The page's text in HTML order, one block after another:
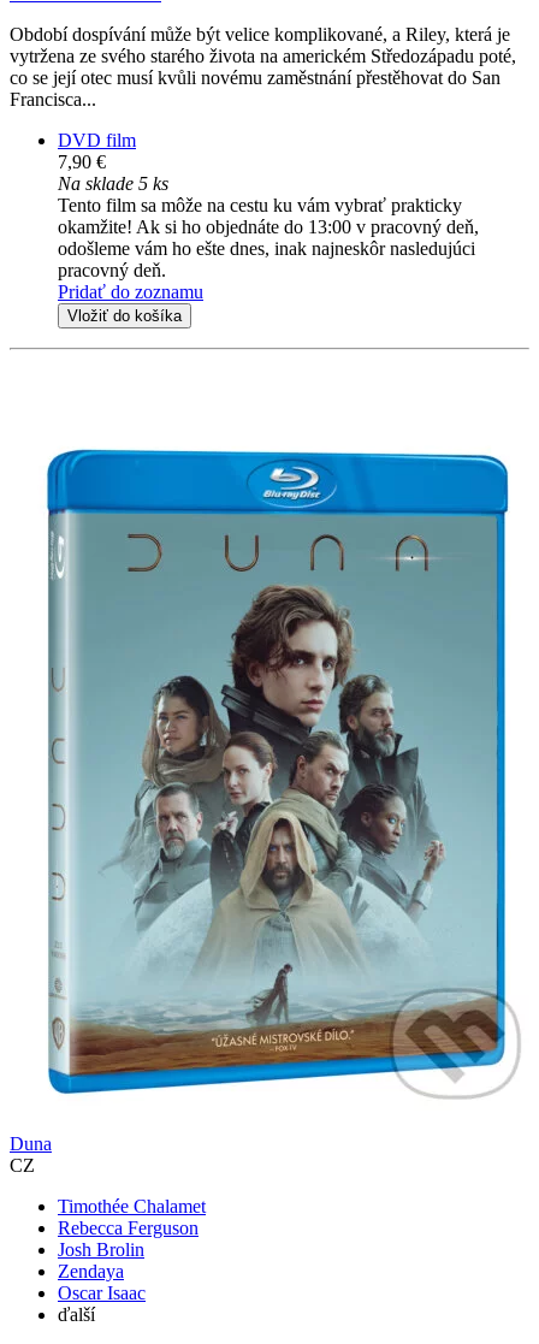
Období dospívání může být velice komplikované, a Riley, která je
vytržena ze svého starého života na americkém Středozápadu poté,
co se její otec musí kvůli novému zaměstnání přestěhovat do San
Francisca...
DVD film
7,90 €
Na sklade 5 ks
Tento film sa môže na cestu ku vám vybrať prakticky
okamžite! Ak si ho objednáte do 13:00 v pracovný deň,
odošleme vám ho ešte dnes, inak najneskôr nasledujúci
pracovný deň.
Pridať do zoznamu
Vložiť do košíka
Duna
CZ
Timothée Chalamet
Rebecca Ferguson
Josh Brolin
Zendaya
Oscar Isaac
ďalší